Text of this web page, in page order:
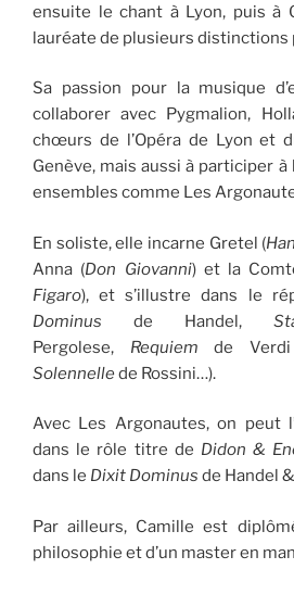
ensuite le chant à Lyon, puis à
lauréate de plusieurs distinctions
Sa passion pour la musique
collaborer avec Pygmalion,
chœurs de l’Opéra de Lyon et
Genève, mais aussi à participer
ensembles comme Les
En soliste, elle incarne Gretel (
Anna (Don Giovanni) et la
Figaro), et s’illustre dans le
Dominus de Handel,
Pergolese, Requiem de
Solennellede Rossini…).
Avec Les Argonautes, on peut
dans le rôle titre de Didon &
dans le Dixit Dominus de Handel
Par ailleurs, Camille est
philosophie et d’un master en